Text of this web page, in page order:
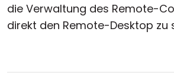
die Verwaltung des Remote-
direkt den Remote-Desktop zu